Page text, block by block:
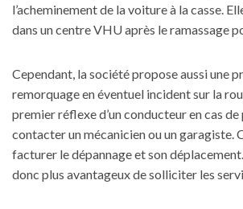
l’acheminement de la voiture à la casse.
dans un centre VHU après le ramassage
Cependant, la société propose aussi une
remorquage en éventuel incident sur la
premier réflexe d’un conducteur en cas de
contacter un mécanicien ou un garagiste.
facturer le dépannage et son
donc plus avantageux de solliciter les